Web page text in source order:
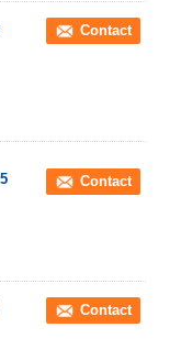
Contact
Contact
Contact